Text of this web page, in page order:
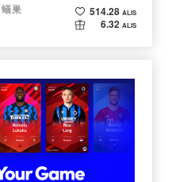
巣
514.28 ALIS
6.32 ALIS